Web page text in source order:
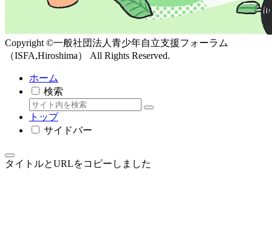
Copyright ©一般社団法人青少年自立支援フォーラム
（ISFA,Hiroshima） All Rights Reserved.
ホーム
検索
トップ
サイドバー
タイトルとURLをコピーしました